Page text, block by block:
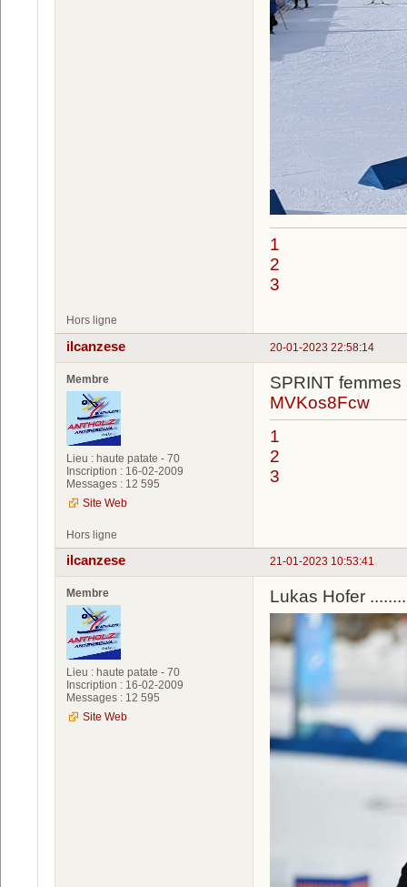
1
2
3
Hors ligne
20-01-2023 22:58:14
ilcanzese
Membre
Lieu : haute patate - 70
Inscription : 16-02-2009
Messages : 12 595
Site Web
SPRINT
MVKos8Fcw
1
2
3
Hors ligne
21-01-2023 10:53:41
ilcanzese
Membre
Lieu : haute patate - 70
Inscription : 16-02-2009
Messages : 12 595
Site Web
Lukas Hofer